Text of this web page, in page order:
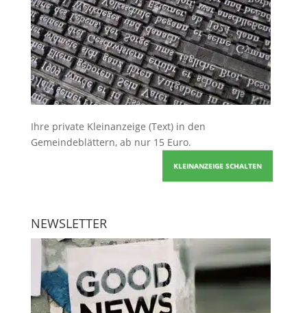
Ihre private Kleinanzeige (Text) in den
Gemeindeblättern, ab nur 15 Euro.
KLEINANZEIGE SCHALTEN
NEWSLETTER